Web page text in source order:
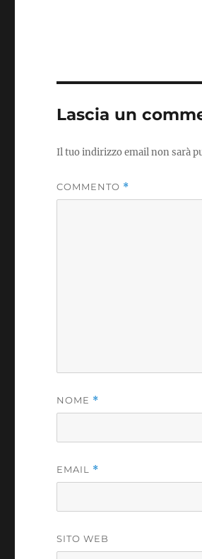
Lascia un
Il tuo indirizzo email non sarà
COMMENTO *
NOME *
EMAIL *
SITO WEB